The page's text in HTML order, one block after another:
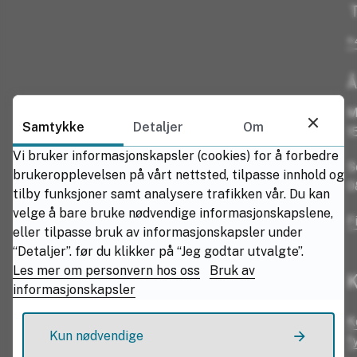
Samtykke Detaljer
Om
Vi bruker informasjonskapsler (cookies) for å forbedre
brukeropplevelsen på vårt nettsted, tilpasse innhold og
tilby funksjoner samt analysere trafikken vår. Du kan
velge å bare bruke nødvendige informasjonskapslene,
eller tilpasse bruk av informasjonskapsler under
“Detaljer”. før du klikker på “Jeg godtar utvalgte”.
Les mer om personvern hos oss
Bruk av
informasjonskapsler
Kun nødvendige